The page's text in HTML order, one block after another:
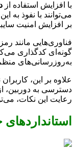
با افزایش استفاده از
می‌توانند با نفوذ به
بر افزایش امنیت
فناوری‌هایی مانند
گونه‌ای کدگذاری
به‌روزرسانی‌های
علاوه بر این،
دسترسی به دوربین،
رعایت این نکات،